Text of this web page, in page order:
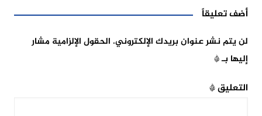
أضف تعليقاً
لن يتم نشر عنوان بريدك الإلكتروني. الحقول الإلزامية مشار
إليها بـ*
التعليق*